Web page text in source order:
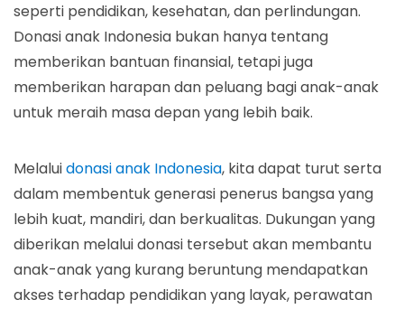
seperti pendidikan, kesehatan, dan perlindungan.
Donasi anak Indonesia bukan hanya tentang
memberikan bantuan finansial, tetapi juga
memberikan harapan dan peluang bagi anak-anak
untuk meraih masa depan yang lebih baik.
Melaluidonasi anak Indonesia, kita dapat turut serta
dalam membentuk generasi penerus bangsa yang
lebih kuat, mandiri, dan berkualitas. Dukungan yang
diberikan melalui donasi tersebut akan membantu
anak-anak yang kurang beruntung mendapatkan
akses terhadap pendidikan yang layak, perawatan